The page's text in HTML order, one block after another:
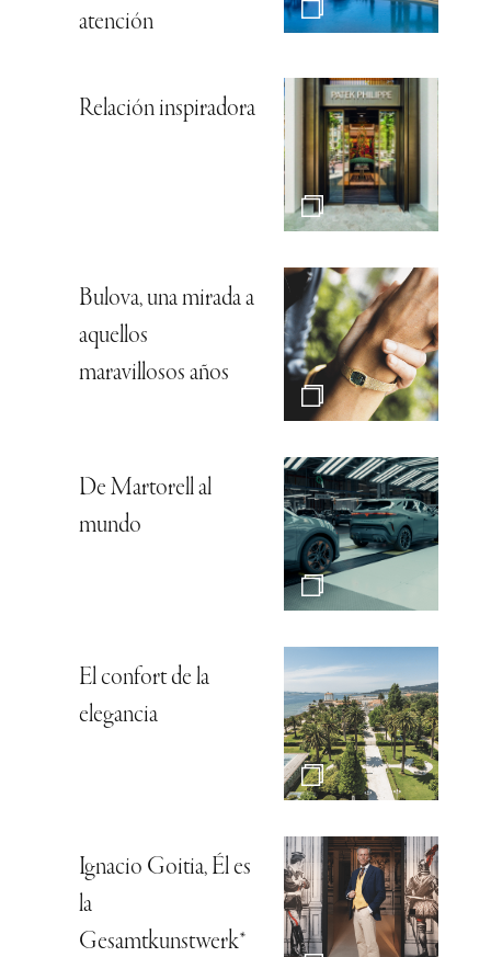
atención
Relación inspiradora
Bulova, una mirada a
aquellos
maravillosos años
De Martorell al
mundo
El confort de la
elegancia
Ignacio Goitia, Él es
la
Gesamtkunstwerk*